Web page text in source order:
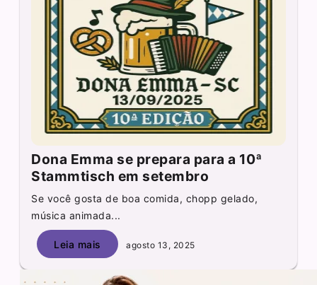
Dona Emma se prepara para a 10ª
Stammtisch em setembro
Se você gosta de boa comida, chopp gelado,
música animada...
Leia mais agosto 13, 2025